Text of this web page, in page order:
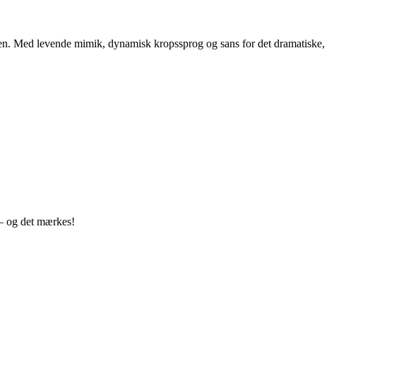
Med levende mimik, dynamisk kropssprog og sans for det dramatiske,
og det mærkes!